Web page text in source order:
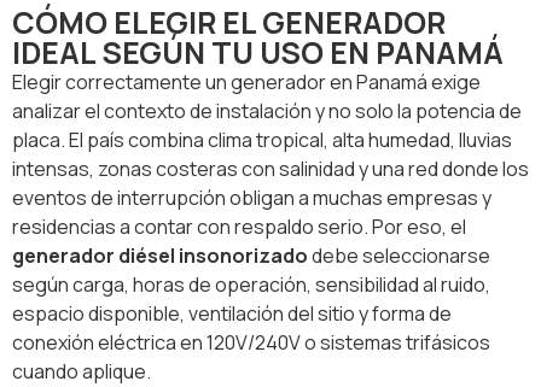
CÓMO ELEGIR EL GENERADOR
IDEAL SEGÚN TU USO EN PANAMÁ
Elegir correctamente un generador en Panamá exige
analizar el contexto de instalación y no solo la potencia de
placa. El país combina clima tropical, alta humedad, lluvias
intensas, zonas costeras con salinidad y una red donde los
eventos de interrupción obligan a muchas empresas y
residencias a contar con respaldo serio. Por eso, el
generador diésel insonorizadodebe seleccionarse
según carga, horas de operación, sensibilidad al ruido,
espacio disponible, ventilación del sitio y forma de
conexión eléctrica en 120V/240V o sistemas trifásicos
cuando aplique.